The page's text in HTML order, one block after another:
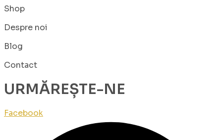
Shop
Despre noi
Blog
Contact
URMĂREȘTE-NE
Facebook